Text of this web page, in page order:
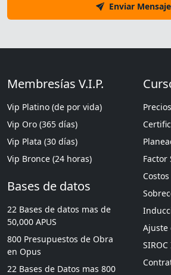
Enviar Mensaje
Membresías V.I.P.
Vip Platino (de por vida)
Vip Oro (365 días)
Vip Plata (30 días)
Vip Bronce (24 horas)
Bases de datos
22 Bases de datos mas de
50,000 APUS
800 Presupuestos de Obra
en Opus
22 Bases de Datos mas 800
Factor
Ajuste
SIROC